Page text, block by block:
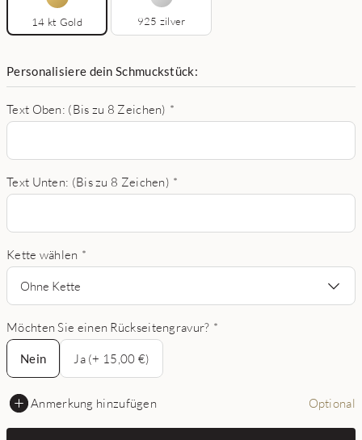
14 kt Gold 925 zilver
Personalisiere dein Schmuckstück:
Text Oben: (Bis zu 8 Zeichen) *
Text Unten: (Bis zu 8 Zeichen) *
Kette wählen *
Ohne Kette
Möchten Sie einen Rückseitengravur? *
Nein
Nein
Ja (+ 15,00 €)
Anmerkung hinzufügen Optional